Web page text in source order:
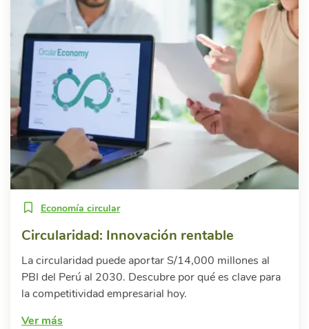
Economía circular
Circularidad: Innovación rentable
La circularidad puede aportar S/14,000 millones al
PBI del Perú al 2030. Descubre por qué es clave para
la competitividad empresarial hoy.
Ver más